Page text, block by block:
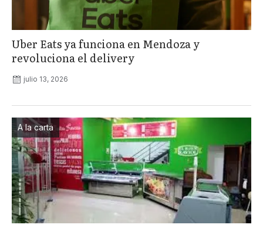
Uber Eats ya funciona en Mendoza y
revoluciona el delivery
julio 13, 2026
A la carta